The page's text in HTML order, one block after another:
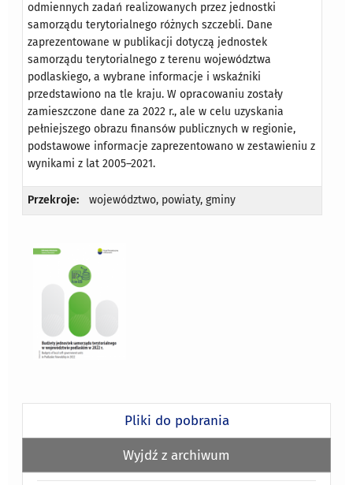
odmiennych zadań realizowanych przez jednostki
samorządu terytorialnego różnych szczebli. Dane
zaprezentowane w publikacji dotyczą jednostek
samorządu terytorialnego z terenu województwa
podlaskiego, a wybrane informacje i wskaźniki
przedstawiono na tle kraju. W opracowaniu zostały
zamieszczone dane za 2022 r., ale w celu uzyskania
pełniejszego obrazu finansów publicznych w regionie,
podstawowe informacje zaprezentowano w zestawieniu z
wynikami z lat 2005–2021.
Przekroje: województwo, powiaty, gminy
Pliki do pobrania
Wyjdź z archiwum